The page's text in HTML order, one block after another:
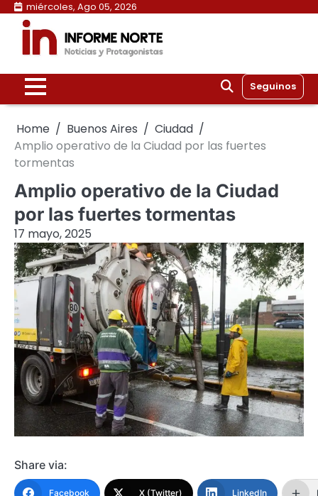
Skip
content
miércoles, Ago 05, 2026
Seguinos
Home Buenos Aires
Ciudad
Amplio operativo de la Ciudad por las fuertes
tormentas
Amplio operativo de la Ciudad
por las fuertes tormentas
17 mayo, 2025
Share via:
Facebook X (Twitter) LinkedIn